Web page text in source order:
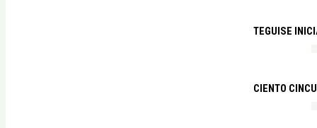
TEGUISE
CIENTO